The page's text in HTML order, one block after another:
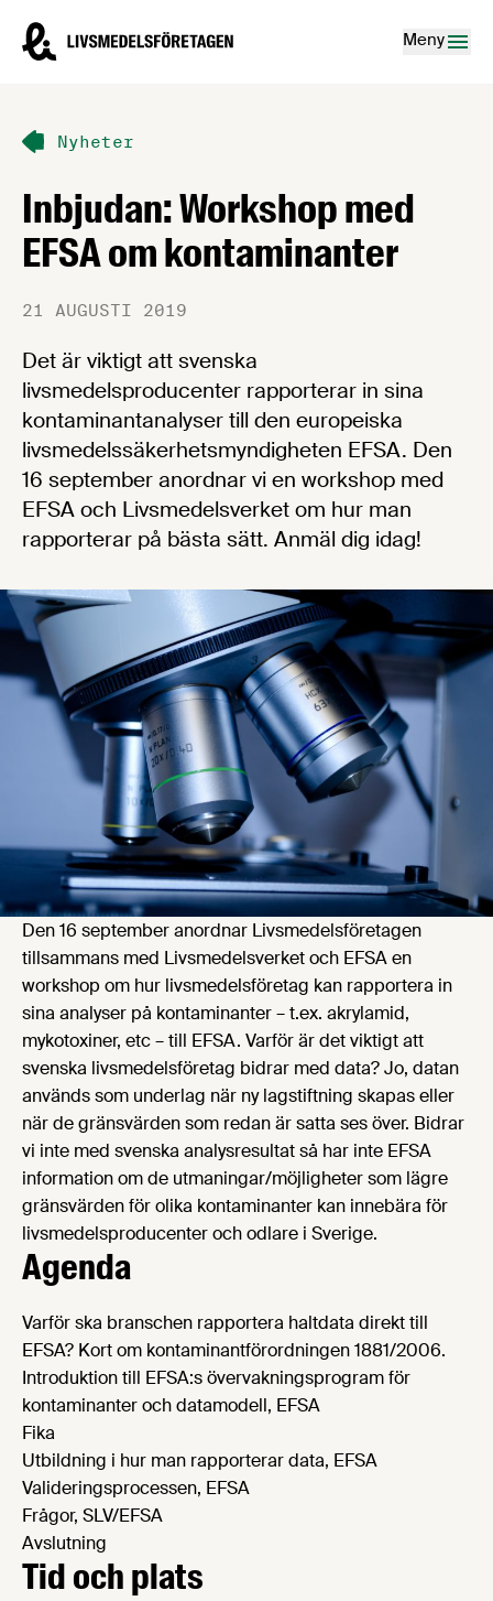
Livsmedelsföretagen – till startsidan
Meny
Nyheter
Inbjudan: Workshop med
EFSA om kontaminanter
21 AUGUSTI 2019
Det är viktigt att svenska
livsmedelsproducenter rapporterar in sina
kontaminantanalyser till den europeiska
livsmedelssäkerhetsmyndigheten EFSA. Den
16 september anordnar vi en workshop med
EFSA och Livsmedelsverket om hur man
rapporterar på bästa sätt. Anmäl dig idag!
Den 16 september anordnar Livsmedelsföretagen
tillsammans med Livsmedelsverket och EFSA en
workshop om hur livsmedelsföretag kan rapportera in
sina analyser på kontaminanter – t.ex. akrylamid,
mykotoxiner, etc – till EFSA. Varför är det viktigt att
svenska livsmedelsföretag bidrar med data? Jo, datan
används som underlag när ny lagstiftning skapas eller
när de gränsvärden som redan är satta ses över. Bidrar
vi inte med svenska analysresultat så har inte EFSA
information om de utmaningar/möjligheter som lägre
gränsvärden för olika kontaminanter kan innebära för
livsmedelsproducenter och odlare i Sverige.
Agenda
Varför ska branschen rapportera haltdata direkt till
EFSA? Kort om kontaminantförordningen 1881/2006.
Introduktion till EFSA:s övervakningsprogram för
kontaminanter och datamodell, EFSA
Fika
Utbildning i hur man rapporterar data, EFSA
Valideringsprocessen, EFSA
Frågor, SLV/EFSA
Avslutning
Tid och plats